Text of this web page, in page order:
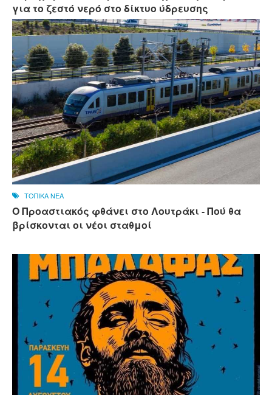
για το ζεστό νερό στο δίκτυο ύδρευσης
ΤΟΠΙΚΑ ΝΕΑ
Ο Προαστιακός φθάνει στο Λουτράκι - Πού θα
βρίσκονται οι νέοι σταθμοί